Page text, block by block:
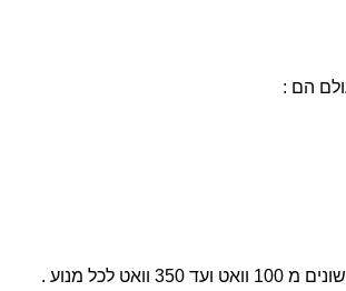
הם :
לכל מנוע .